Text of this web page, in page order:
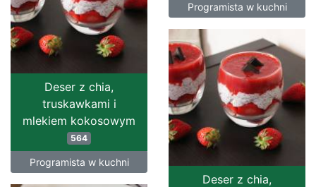
Programista w kuchni
Deser z chia,
truskawkami i
mlekiem kokosowym
564
Programista w kuchni
Deser z chia,